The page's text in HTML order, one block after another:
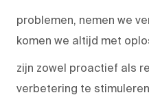
problemen, nemen we
komen we altijd met
zijn zowel proactief als
verbetering te